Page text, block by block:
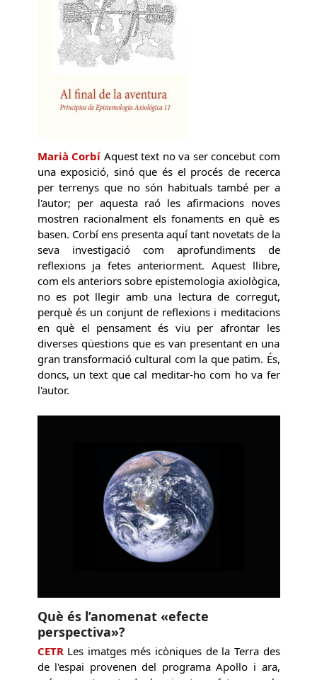
Marià Corbí Aquest text no va ser concebut com
una exposició, sinó que és el procés de recerca
per terrenys que no són habituals també per a
l'autor; per aquesta raó les afirmacions noves
mostren racionalment els fonaments en què es
basen. Corbí ens presenta aquí tant novetats de la
seva investigació com aprofundiments de
reflexions ja fetes anteriorment. Aquest llibre,
com els anteriors sobre epistemologia axiològica,
no es pot llegir amb una lectura de corregut,
perquè és un conjunt de reflexions i meditacions
en què el pensament és viu per afrontar les
diverses qüestions que es van presentant en una
gran transformació cultural com la que patim. És,
doncs, un text que cal meditar-ho com ho va fer
l'autor.
Què és l’anomenat «efecte
perspectiva»?
CETRLes imatges més icòniques de la Terra des
de l'espai provenen del programa Apol·lo i ara,